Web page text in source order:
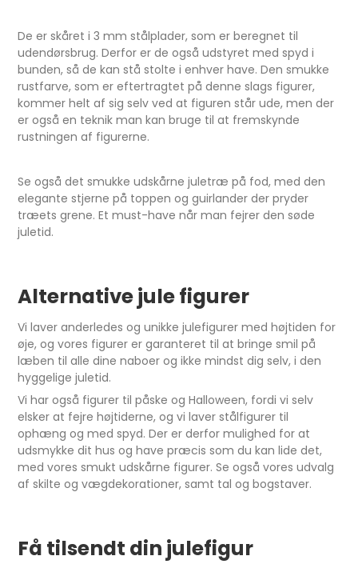
De er skåret i 3 mm stålplader, som er beregnet til
udendørsbrug. Derfor er de også udstyret med spyd i
bunden, så de kan stå stolte i enhver have. Den smukke
rustfarve, som er eftertragtet på denne slags figurer,
kommer helt af sig selv ved at figuren står ude, men der
er også en teknik man kan bruge til at fremskynde
rustningen af figurerne.
Se også det smukke udskårne juletræ på fod, med den
elegante stjerne på toppen og guirlander der pryder
træets grene. Et must-have når man fejrer den søde
juletid.
Alternative jule figurer
Vi laver anderledes og unikke julefigurer med højtiden for
øje, og vores figurer er garanteret til at bringe smil på
læben til alle dine naboer og ikke mindst dig selv, i den
hyggelige juletid.
Vi har også figurer til påske og Halloween, fordi vi selv
elsker at fejre højtiderne, og vi laver stålfigurer til
ophæng og med spyd. Der er derfor mulighed for at
udsmykke dit hus og have præcis som du kan lide det,
med vores smukt udskårne figurer. Se også vores udvalg
af skilte og vægdekorationer, samt tal og bogstaver.
Få tilsendt din julefigur